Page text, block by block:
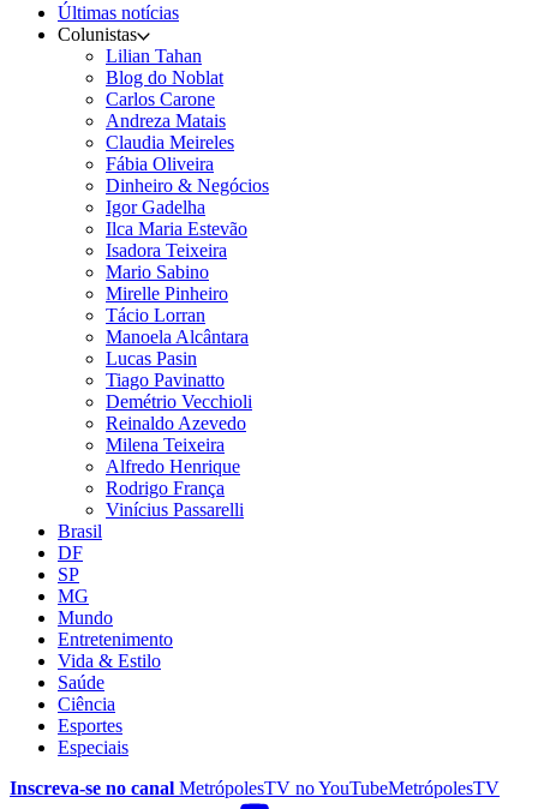
Últimas notícias
Colunistas
Lilian Tahan
Blog do Noblat
Carlos Carone
Andreza Matais
Claudia Meireles
Fábia Oliveira
Dinheiro & Negócios
Igor Gadelha
Ilca Maria Estevão
Isadora Teixeira
Mario Sabino
Mirelle Pinheiro
Tácio Lorran
Manoela Alcântara
Lucas Pasin
Tiago Pavinatto
Demétrio Vecchioli
Reinaldo Azevedo
Milena Teixeira
Alfredo Henrique
Rodrigo França
Vinícius Passarelli
Brasil
DF
SP
MG
Mundo
Entretenimento
Vida & Estilo
Saúde
Ciência
Esportes
Especiais
Inscreva-se no canal MetrópolesTV noYouTubeMetrópolesTV